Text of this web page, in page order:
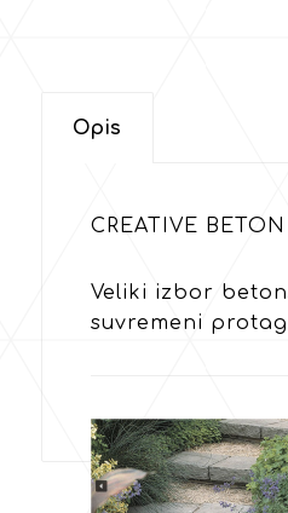
Opis
CREATIVE BETON
Veliki izbor
suvremeni